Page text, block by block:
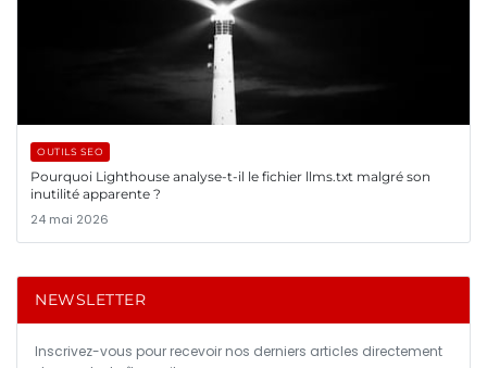
OUTILS SEO
Pourquoi Lighthouse analyse-t-il le fichier llms.txt malgré son
inutilité apparente ?
24 mai 2026
NEWSLETTER
Inscrivez-vous pour recevoir nos derniers articles directement